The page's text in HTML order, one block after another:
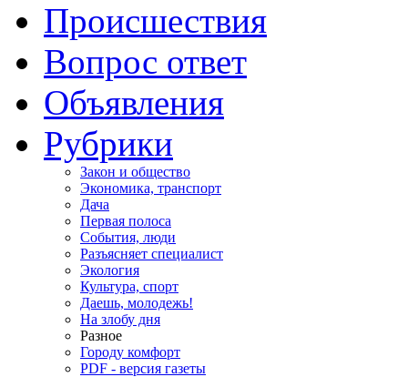
Происшествия
Вопрос ответ
Объявления
Рубрики
Закон и общество
Экономика, транспорт
Дача
Первая полоса
События, люди
Разъясняет специалист
Экология
Культура, спорт
Даешь, молодежь!
На злобу дня
Разное
Городу комфорт
PDF - версия газеты